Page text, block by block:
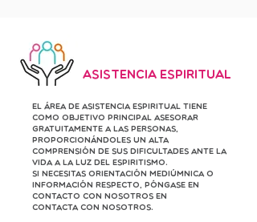
Asistencia Espiritual
El Área de Asistencia Espiritual tiene
como objetivo principal asesorar
gratuitamente a las personas,
proporcionándoles un alta
comprensión de sus dificultades ante la
vida a la luz del Espiritismo.
Si necesitas orientación mediúmnica o
información respecto, póngase en
contacto con nosotros en
contacta con nosotros.